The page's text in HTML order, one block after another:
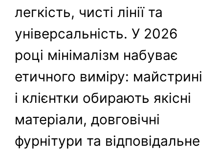
легкість, чисті лінії та
універсальність. У 2026
році мінімалізм набуває
етичного виміру: майстрині
і клієнтки обирають якісні
матеріали, довговічні
фурнітури та відповідальне